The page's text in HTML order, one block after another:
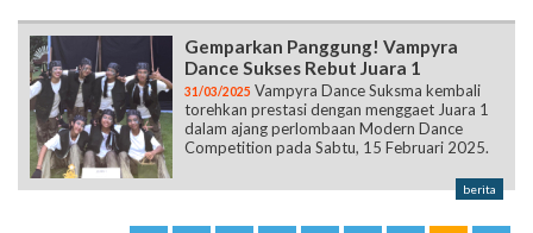
Gemparkan Panggung! Vampyra
Dance Sukses Rebut Juara 1
31/03/2025 Vampyra Dance Suksma kembali
torehkan prestasi dengan menggaet Juara 1
dalam ajang perlombaan Modern Dance
Competition pada Sabtu, 15 Februari 2025.
berita